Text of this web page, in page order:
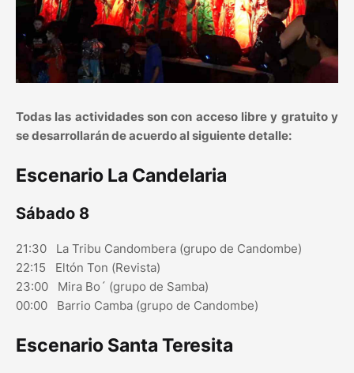
Todas las actividades son con acceso libre y gratuito y
se desarrollarán de acuerdo al siguiente detalle:
Escenario La Candelaria
Sábado 8
21:30 La Tribu Candombera (grupo de Candombe)
22:15 Eltón Ton (Revista)
23:00 Mira Bo´ (grupo de Samba)
00:00 Barrio Camba (grupo de Candombe)
Escenario Santa Teresita